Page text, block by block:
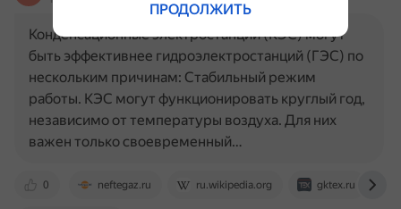
0 neftegaz.ru ru.wikipedia.org gktex.ru
Конденсационные электростанции (КЭС) могут
быть эффективнее гидроэлектростанций (ГЭС) по
нескольким причинам: Стабильный режим
работы. КЭС могут функционировать круглый год,
независимо от температуры воздуха. Для них
важен только своевременный…
ПРОДОЛЖИТЬ